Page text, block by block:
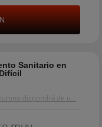
Sanitario en
dispondrá de u...